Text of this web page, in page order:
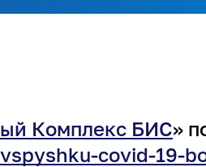
Комплекс БИС»
covid-19-